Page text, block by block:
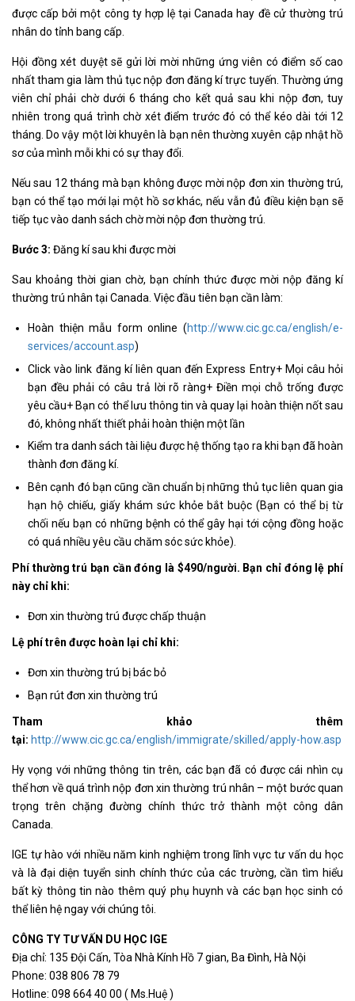
được cấp bởi một công ty hợp lệ tại Canada hay đề cử thường trú
nhân do tỉnh bang cấp.
Hội đồng xét duyệt sẽ gửi lời mời những ứng viên có điểm số cao
nhất tham gia làm thủ tục nộp đơn đăng kí trực tuyến. Thường ứng
viên chỉ phải chờ dưới 6 tháng cho kết quả sau khi nộp đơn, tuy
nhiên trong quá trình chờ xét điểm trước đó có thể kéo dài tới 12
tháng. Do vậy một lời khuyên là bạn nên thường xuyên cập nhật hồ
sơ của mình mỗi khi có sự thay đổi.
Nếu sau 12 tháng mà bạn không được mời nộp đơn xin thường trú,
bạn có thể tạo mới lại một hồ sơ khác, nếu vẫn đủ điều kiện bạn sẽ
tiếp tục vào danh sách chờ mời nộp đơn thường trú.
Bước 3: Đăng kí sau khi được mời
Sau khoảng thời gian chờ, bạn chính thức được mời nộp đăng kí
thường trú nhân tại Canada. Việc đầu tiên bạn cần làm:
Hoàn thiện mẫu form online (http://www.cic.gc.ca/english/e-
services/account.asp)
Click vào link đăng kí liên quan đến Express Entry+ Mọi câu hỏi
bạn đều phải có câu trả lời rõ ràng+ Điền mọi chỗ trống được
yêu cầu+ Bạn có thể lưu thông tin và quay lại hoàn thiện nốt sau
đó, không nhất thiết phải hoàn thiện một lần
Kiểm tra danh sách tài liệu được hệ thống tạo ra khi bạn đã hoàn
thành đơn đăng kí.
Bên cạnh đó bạn cũng cần chuẩn bị những thủ tục liên quan gia
hạn hộ chiếu, giấy khám sức khỏe bắt buộc (Bạn có thể bị từ
chối nếu bạn có những bệnh có thể gây hại tới cộng đồng hoặc
có quá nhiều yêu cầu chăm sóc sức khỏe).
Phí thường trú bạn cần đóng là $490/người. Bạn chỉ đóng lệ phí
này chỉ khi:
Đơn xin thường trú được chấp thuận
Lệ phí trên được hoàn lại chỉ khi:
Đơn xin thường trú bị bác bỏ
Bạn rút đơn xin thường trú
Tham khảo thêm
tại: http://www.cic.gc.ca/english/immigrate/skilled/apply-how.asp
Hy vọng với những thông tin trên, các bạn đã có được cái nhìn cụ
thể hơn về quá trình nộp đơn xin thường trú nhân – một bước quan
trọng trên chặng đường chính thức trở thành một công dân
Canada.
IGE tự hào với nhiều năm kinh nghiệm trong lĩnh vực tư vấn du học
và là đại diện tuyển sinh chính thức của các trường, cần tìm hiểu
bất kỳ thông tin nào thêm quý phụ huynh và các bạn học sinh có
thể liên hệ ngay với chúng tôi.
CÔNG TY TƯ VẤN DU HỌC IGE
Địa chỉ: 135 Đội Cấn, Tòa Nhà Kính Hồ 7 gian, Ba Đình, Hà Nội
Phone: 038 806 78 79
Hotline: 098 664 40 00 ( Ms.Huệ )